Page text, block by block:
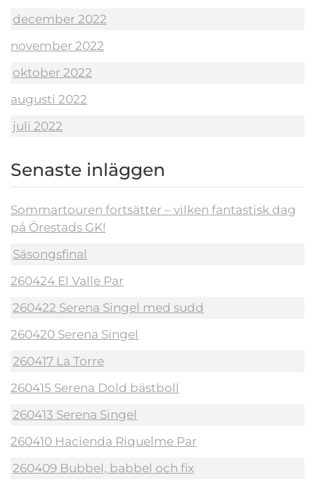
december 2022
november 2022
oktober 2022
augusti 2022
juli 2022
Senaste inläggen
Sommartouren fortsätter – vilken fantastisk dag
på Örestads GK!
Säsongsfinal
260424 El Valle Par
260422 Serena Singel med sudd
260420 Serena Singel
260417 La Torre
260415 Serena Dold bästboll
260413 Serena Singel
260410 Hacienda Riquelme Par
260409 Bubbel, babbel och fix